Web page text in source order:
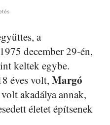
a
december 29-én,
keltek egybe.
éves volt, Margó
akadálya annak,
életet építsenek